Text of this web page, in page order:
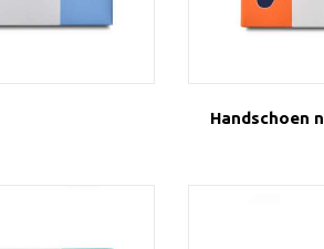
Handschoen